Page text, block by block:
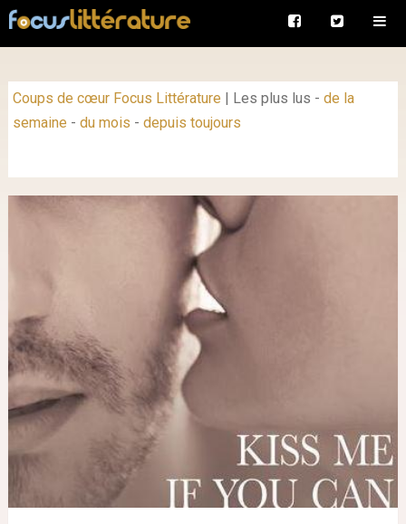
Coups de cœur Focus Littérature | Les plus lus - de la
semaine - du mois - depuis toujours